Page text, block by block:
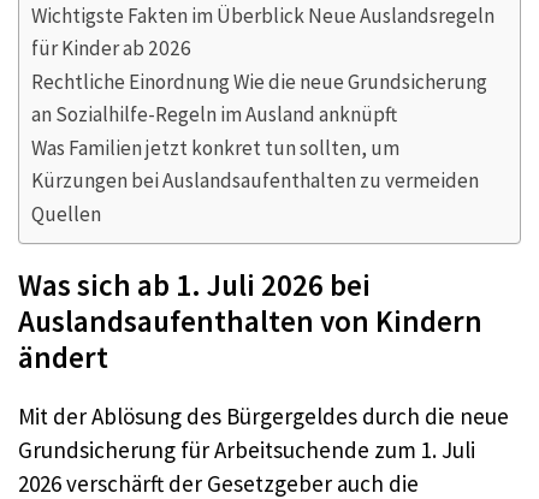
Wichtigste Fakten im Überblick Neue Auslandsregeln
für Kinder ab 2026
Rechtliche Einordnung Wie die neue Grundsicherung
an Sozialhilfe-Regeln im Ausland anknüpft
Was Familien jetzt konkret tun sollten, um
Kürzungen bei Auslandsaufenthalten zu vermeiden
Quellen
Was sich ab 1. Juli 2026 bei
Auslandsaufenthalten von Kindern
ändert
Mit der Ablösung des Bürgergeldes durch die neue
Grundsicherung für Arbeitsuchende zum 1. Juli
2026 verschärft der Gesetzgeber auch die